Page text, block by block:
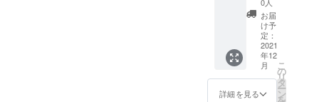
代々木
5-14-
19-405
※スタジ
オまで
の交通
費は別
途ご負
を作成
してお
送りし
ます。
分析レ
ポート
はドメ
イン分
口のご
支援を
お願い
いたし
ます。
※当リ
ターン
のみの
】
HYPER
PROFIL
E撮影を
おこな
い、オ
リジナ
ルデザ
お届
け予
定：
2021
年12
月
詳細を見る
こ
の
リ
タ
ー
ン
を